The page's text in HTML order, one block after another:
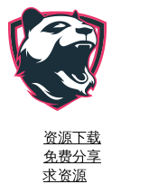
资源下载
免费分享
求资源